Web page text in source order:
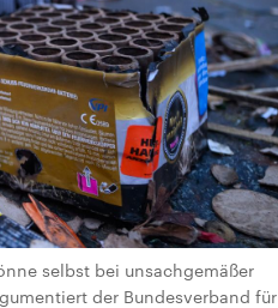
selbst bei unsachgemäßer
der Bundesverband für